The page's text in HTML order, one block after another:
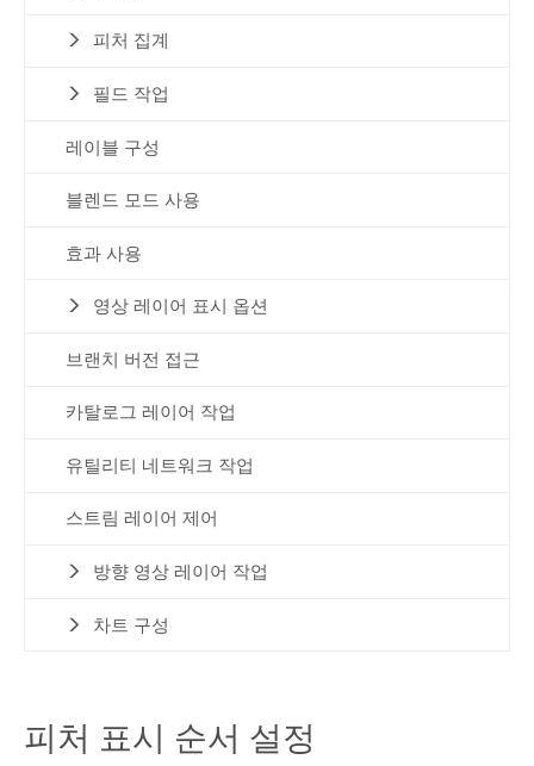
피처 집계
필드 작업
레이블 구성
블렌드 모드 사용
효과 사용
영상 레이어 표시 옵션
브랜치 버전 접근
카탈로그 레이어 작업
유틸리티 네트워크 작업
스트림 레이어 제어
방향 영상 레이어 작업
차트 구성
피처 표시 순서 설정